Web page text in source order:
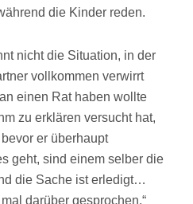
die Kinder reden.
nicht die Situation, in der
vollkommen verwirrt
einen Rat haben wollte
zu erklären versucht hat,
er überhaupt
geht, sind einem selber die
die Sache ist erledigt…
darüber gesprochen.“